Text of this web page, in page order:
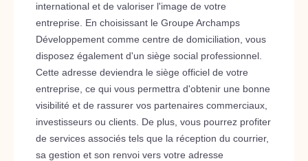
international et de valoriser l'image de votre
entreprise. En choisissant le Groupe Archamps
Développement comme centre de domiciliation, vous
disposez également d'un siège social professionnel.
Cette adresse deviendra le siège officiel de votre
entreprise, ce qui vous permettra d'obtenir une bonne
visibilité et de rassurer vos partenaires commerciaux,
investisseurs ou clients. De plus, vous pourrez profiter
de services associés tels que la réception du courrier,
sa gestion et son renvoi vers votre adresse